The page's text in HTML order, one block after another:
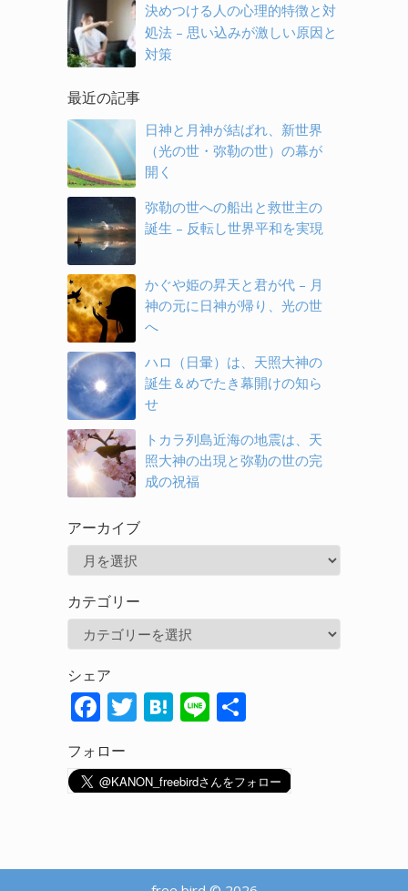
決めつける人の心理的特徴と対
処法 – 思い込みが激しい原因と
対策
最近の記事
日神と月神が結ばれ、新世界
（光の世・弥勒の世）の幕が
開く
弥勒の世への船出と救世主の
誕生 – 反転し世界平和を実現
かぐや姫の昇天と君が代 – 月
神の元に日神が帰り、光の世
へ
ハロ（日暈）は、天照大神の
誕生＆めでたき幕開けの知ら
せ
トカラ列島近海の地震は、天
照大神の出現と弥勒の世の完
成の祝福
アーカイブ
カ
カテゴリー
ゴ
リ
シェア
F
e
b
k
T
itt
er
H
e
n
Li
e
フォロー